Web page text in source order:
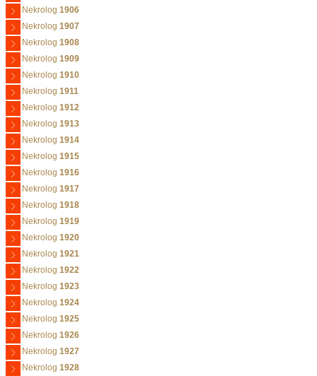
Nekrolog 1906
Nekrolog 1907
Nekrolog 1908
Nekrolog 1909
Nekrolog 1910
Nekrolog 1911
Nekrolog 1912
Nekrolog 1913
Nekrolog 1914
Nekrolog 1915
Nekrolog 1916
Nekrolog 1917
Nekrolog 1918
Nekrolog 1919
Nekrolog 1920
Nekrolog 1921
Nekrolog 1922
Nekrolog 1923
Nekrolog 1924
Nekrolog 1925
Nekrolog 1926
Nekrolog 1927
Nekrolog 1928